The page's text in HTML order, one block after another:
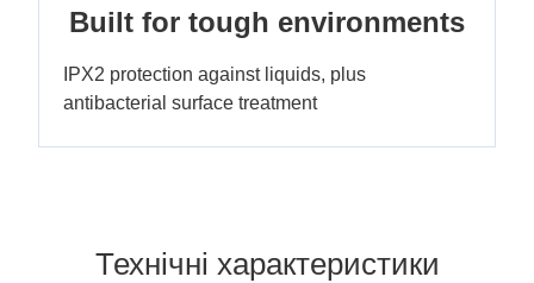
Built for tough environments
IPX2 protection against liquids, plus
antibacterial surface treatment
Технічні характеристики